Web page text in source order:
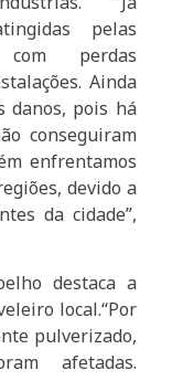
pelas
perdas
Ainda
danos, pois há
conseguiram
enfrentamos
devido a
da cidade”,
destaca a
local.“Por
pulverizado,
afetadas.